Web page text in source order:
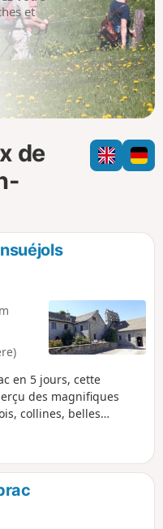
p
et
de
en 5 jours, cette
des magnifiques
collines, belles
fières vaches Aubrac.